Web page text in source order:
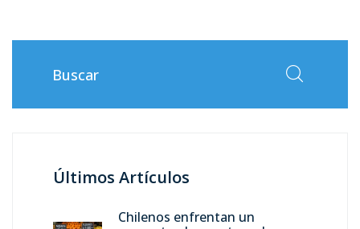
Últimos Artículos
Chilenos enfrentan un